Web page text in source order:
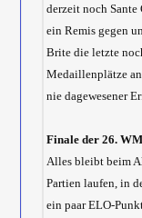
derzeit noch
ein Remis gegen
Brite die letzte
Medaillenplätze
nie dagewesener
Finale der 26. WM
Alles bleibt beim
Partien laufen, in
ein paar ELO-